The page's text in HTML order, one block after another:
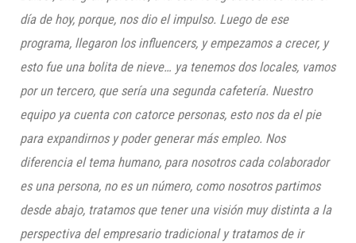
día de hoy, porque, nos dio el impulso. Luego de ese
programa, llegaron los influencers, y empezamos a crecer, y
esto fue una bolita de nieve… ya tenemos dos locales, vamos
por un tercero, que sería una segunda cafetería. Nuestro
equipo ya cuenta con catorce personas, esto nos da el pie
para expandirnos y poder generar más empleo. Nos
diferencia el tema humano, para nosotros cada colaborador
es una persona, no es un número, como nosotros partimos
desde abajo, tratamos que tener una visión muy distinta a la
perspectiva del empresario tradicional y tratamos de ir